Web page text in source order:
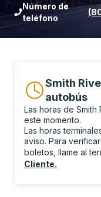
Número de
teléfono
Smith
autobús
Las horas de
este momento.
Las horas
aviso. Para
boletos, llame al
Cliente.